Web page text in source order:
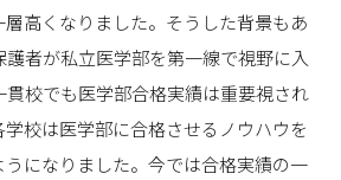
高くなりました。そうした背景もあ
護者が私立医学部を第一線で視野に入
貫校でも医学部合格実績は重要視され
校は医学部に合格させるノウハウを
うになりました。今では合格実績の一